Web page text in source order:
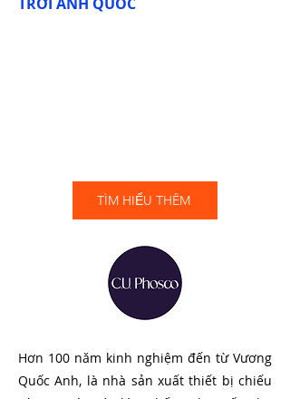
TÌM HIỂU THÊM
Hơn 100 năm kinh nghiệm đến từ Vương
Quốc Anh, là nhà sản xuất thiết bị chiếu